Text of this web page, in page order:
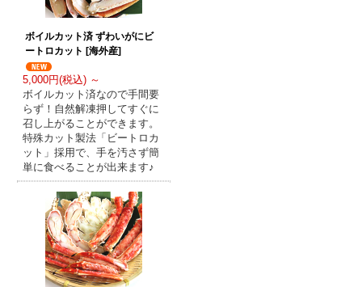
ボイルカット済 ずわいがにビ
ートロカット [海外産]
5,000円(税込) ～
ボイルカット済なので手間要
らず！自然解凍押してすぐに
召し上がることができます。
特殊カット製法「ビートロカ
ット」採用で、手を汚さず簡
単に食べることが出来ます♪